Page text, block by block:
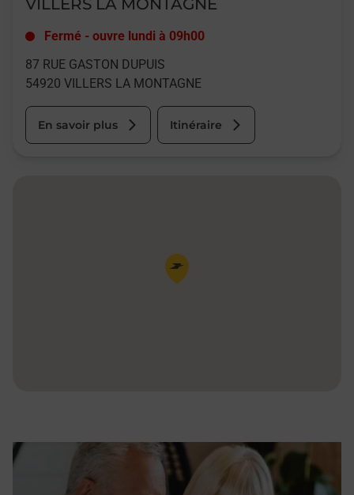
VILLERS LA MONTAGNE
Fermé - ouvre lundi à 09h00
87 RUE GASTON DUPUIS
54920 VILLERS LA MONTAGNE
En savoir plus Itinéraire
Pin de la carte